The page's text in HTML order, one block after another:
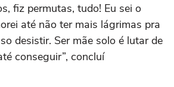
fiz permutas, tudo! Eu sei o
até não ter mais lágrimas pra
desistir. Ser mãe solo é lutar de
conseguir”, concluí